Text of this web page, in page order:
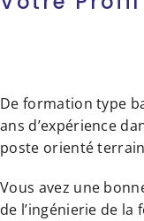
De formation type
ans d’expérience
poste orienté
Vous avez une
de l’ingénierie de la